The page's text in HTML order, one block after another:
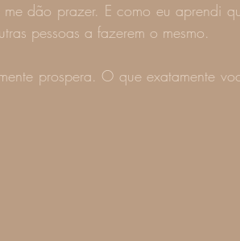
dão prazer. E como eu aprendi
pessoas a fazerem o mesmo.
prospera. O que exatamente